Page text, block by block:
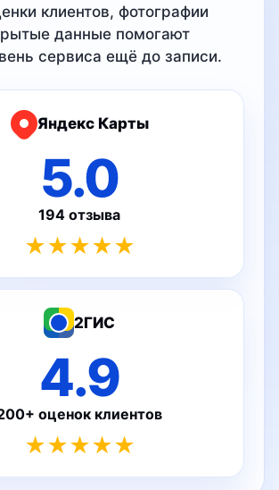
клиентов, фотографии
данные помогают
сервиса ещё до записи.
Яндекс Карты
5.0
194 отзыва
★★★★★
2ГИС
4.9
оценок клиентов
★★★★★
для авто компаний под ключ